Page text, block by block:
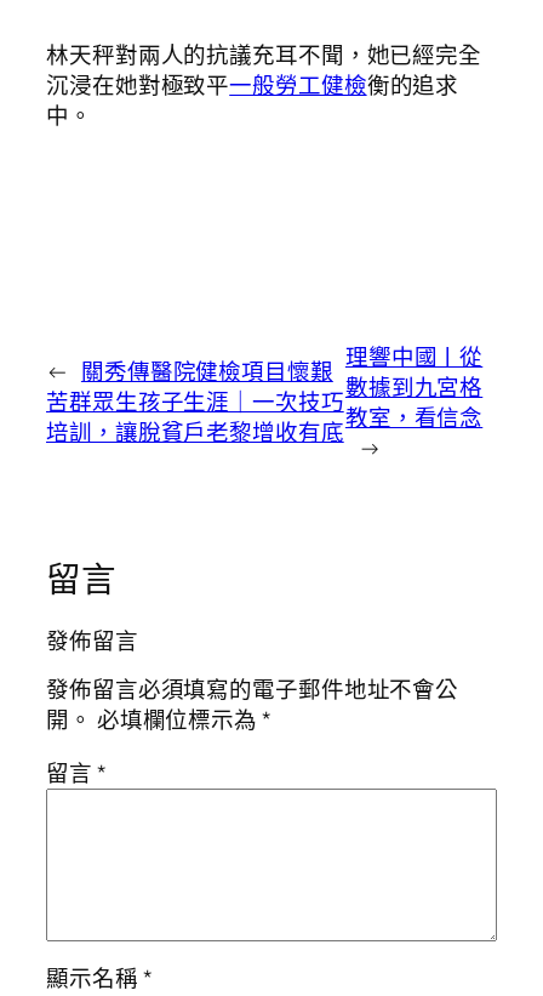
林天秤對兩人的抗議充耳不聞，她已經完全
沉浸在她對極致平一般勞工健檢衡的追求
中。
← 關秀傳醫院健檢項目懷艱
苦群眾生孩子生涯｜一次技巧
培訓，讓脫貧戶老黎增收有底
理響中國丨從
數據到九宮格
教室，看信念
→
留言
發佈留言
發佈留言必須填寫的電子郵件地址不會公
開。 必填欄位標示為*
留言*
顯示名稱*